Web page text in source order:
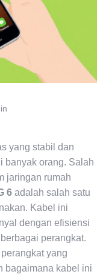
yang stabil dan
banyak orang. Salah
jaringan rumah
6 adalah salah satu
Kabel ini
dengan efisiensi
perangkat.
yang
bagaimana kabel ini